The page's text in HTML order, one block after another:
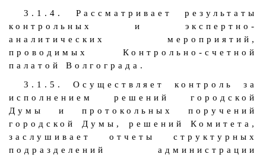
3.1.4. Рассматривает результаты
контрольных и экспертно-
аналитических мероприятий,
проводимых Контрольно-счетной
палатой Волгограда.
3.1.5. Осуществляет контроль за
исполнением решений городской
Думы и протокольных поручений
городской Думы, решений Комитета,
заслушивает отчеты структурных
подразделений администрации